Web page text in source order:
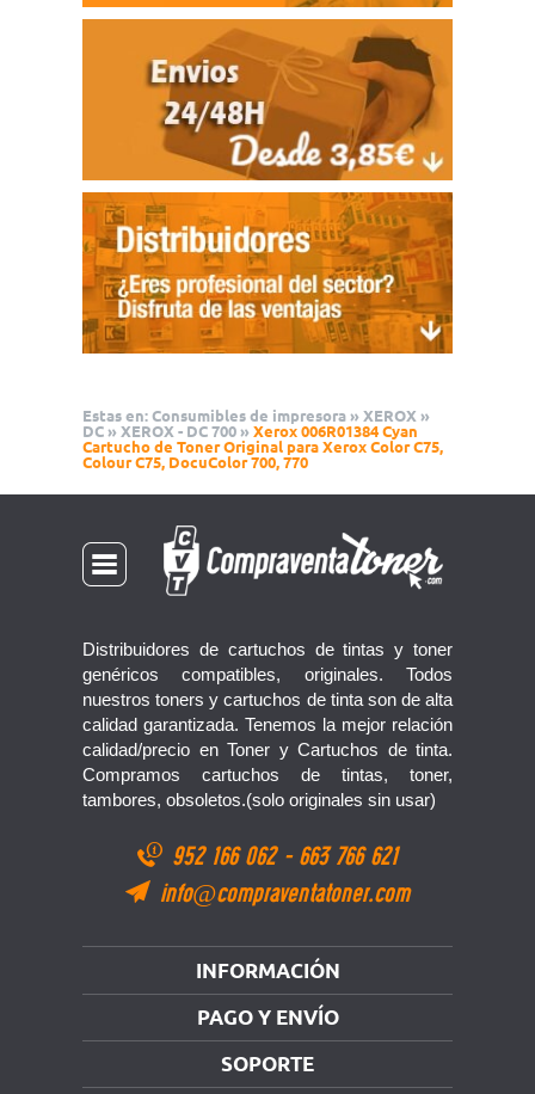
Estas en: Consumibles de impresora » XEROX »
DC » XEROX - DC 700 » Xerox 006R01384 Cyan
Cartucho de Toner Original para Xerox Color C75,
Colour C75, DocuColor 700, 770
Distribuidores de cartuchos de tintas y toner
genéricos compatibles, originales. Todos
nuestros toners y cartuchos de tinta son de alta
calidad garantizada. Tenemos la mejor relación
calidad/precio en Toner y Cartuchos de tinta.
Compramos cartuchos de tintas, toner,
tambores, obsoletos.(solo originales sin usar)
952 166 062 - 663 766 621
info@compraventatoner.com
INFORMACIÓN
PAGO Y ENVÍO
SOPORTE